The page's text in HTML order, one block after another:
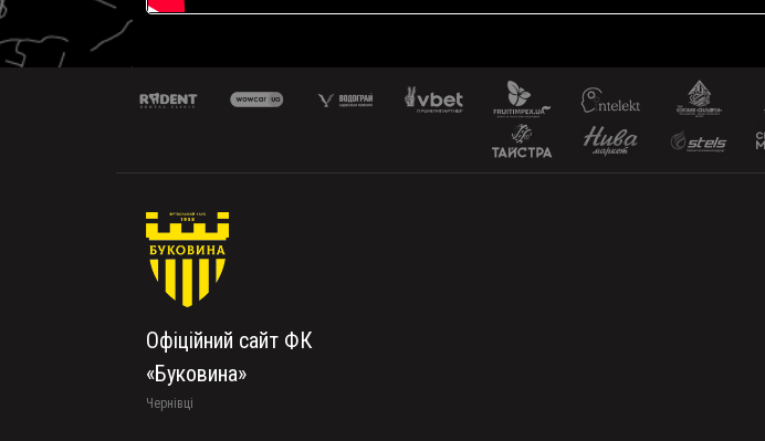
Офіційний сайт ФК
«Буковина»
Чернівці